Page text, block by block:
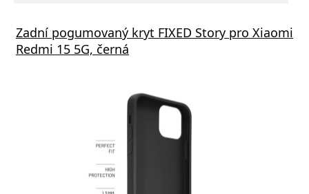
Zadní pogumovaný kryt FIXED Story pro Xiaomi
Redmi 15 5G, černá